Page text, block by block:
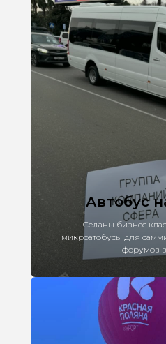
Автобус
Седаны бизнес
микроатобусы для
форумов